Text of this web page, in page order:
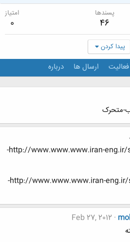
پسندها
46
امتیاز
0
پیدا کردن
ارسال ها درباره
http://www.www.www.iran-eng.ir/showthread.php/383907-
http://www.www.www.iran-eng.ir/showthread.php/385081-
Feb 27, 2012